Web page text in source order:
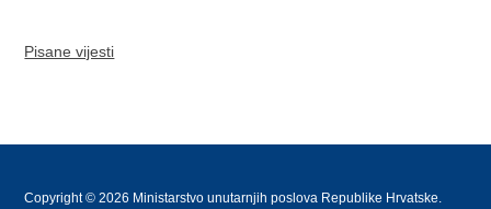
Pisane vijesti
Copyright © 2026 Ministarstvo unutarnjih poslova Republike Hrvatske.